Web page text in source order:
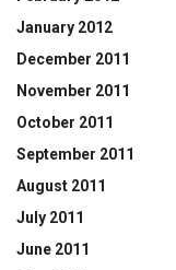
January 2012
December 2011
November 2011
October 2011
September 2011
August 2011
July 2011
June 2011